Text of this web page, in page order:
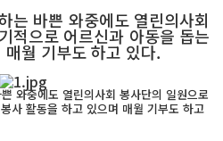
는 바쁜 와중에도 열린의사회
적으로 어르신과 아동을 돕는
월 기부도 하고 있다.
와중에도 열린의사회 봉사단의 일원으로
사 활동을 하고 있으며 매월 기부도 하고